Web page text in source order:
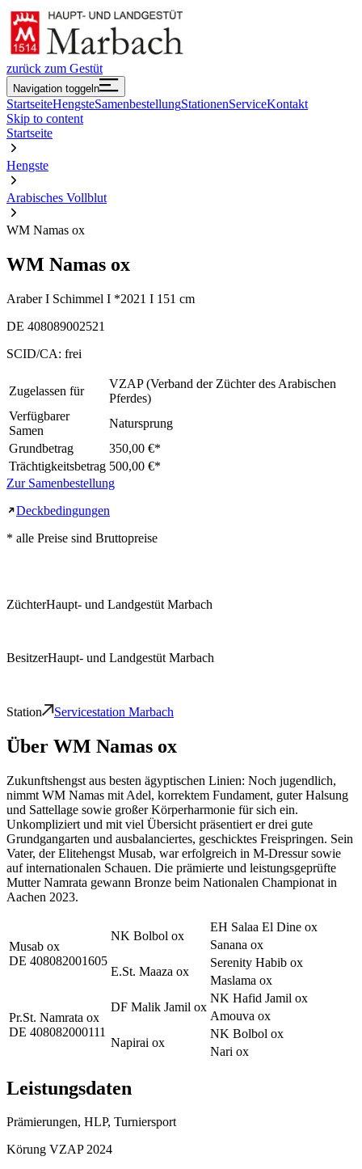
zurück zum Gestüt
Navigation toggeln
StartseiteHengsteSamenbestellungStationenServiceKontakt
Skip to content
Startseite
Hengste
Arabisches Vollblut
WM Namas ox
WM Namas ox
Araber I Schimmel I *2021 I 151 cm
DE 408089002521
SCID/CA: frei
Zugelassen für
VZAP (Verband der Züchter des Arabischen
Pferdes)
Verfügbarer
Samen
Natursprung
Grundbetrag
350,00 €*
Trächtigkeitsbetrag 500,00 €*
Zur Samenbestellung
Deckbedingungen
* alle Preise sind Bruttopreise
ZüchterHaupt- und Landgestüt Marbach
BesitzerHaupt- und Landgestüt Marbach
Station Servicestation Marbach
Über WM Namas ox
Zukunftshengst aus besten ägyptischen Linien: Noch jugendlich,
nimmt WM Namas mit Adel, korrektem Fundament, guter Halsung
und Sattellage sowie großer Körperharmonie für sich ein.
Unkompliziert und mit viel Übersicht präsentiert er drei gute
Grundgangarten und ausbalanciertes, geschicktes Freispringen. Sein
Vater, der Elitehengst Musab, war erfolgreich in M-Dressur sowie
auf internationalen Schauen. Die prämierte und leistungsgeprüfte
Mutter Namrata gewann Bronze beim Nationalen Championat in
Aachen 2023.
Musab ox
DE 408082001605
NK Bolbol ox
EH Salaa El Dine ox
Sanana ox
E.St. Maaza ox
Serenity Habib ox
Maslama ox
Pr.St. Namrata ox
DE 408082000111
DF Malik Jamil ox
NK Hafid Jamil ox
Amouva ox
Napirai ox
NK Bolbol ox
Nari ox
Leistungsdaten
Prämierungen, HLP, Turniersport
Körung VZAP 2024